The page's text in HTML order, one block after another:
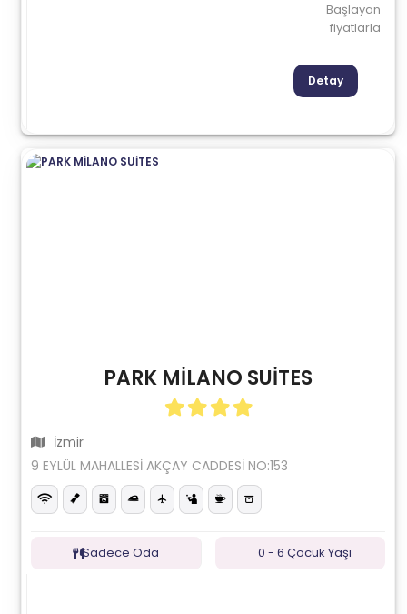
Başlayan
fiyatlarla
Detay
PARK MİLANO SUİTES
İzmir
9 EYLÜL MAHALLESİ AKÇAY CADDESİ NO:153
Sadece Oda 0 - 6 Çocuk Yaşı